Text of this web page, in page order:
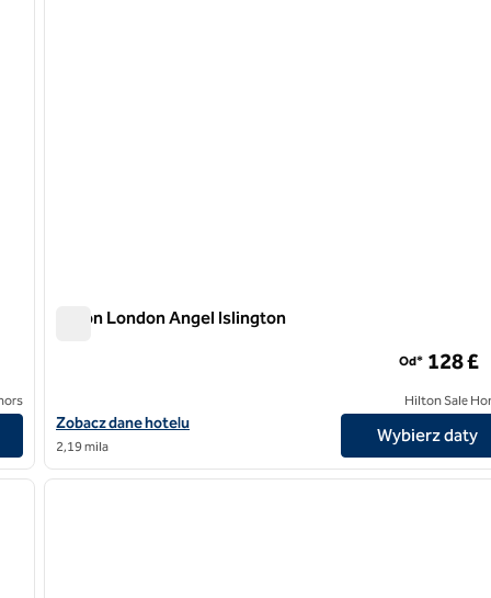
Hilton London Angel Islington
Zobacz szczegóły hotelu Hilton London Angel Islington
Zobacz dane hotelu
2,19 mila
Od* 128 £
Hilton Sale
Wybierz daty
12
następny obraz
1
1 z 12